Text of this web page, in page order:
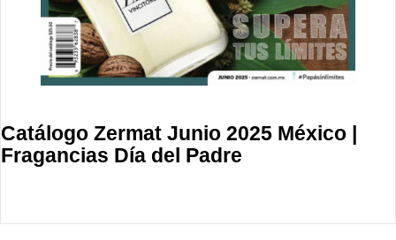
Catálogo Zermat Junio 2025 México |
Fragancias Día del Padre